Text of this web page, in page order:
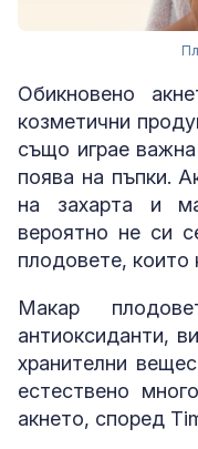
Обикновено
козметични
също играе
поява на пъпки.
на захарта и
вероятно не си
плодовете, които
Макар
антиоксиданти,
хранителни
естествено
акнето, според